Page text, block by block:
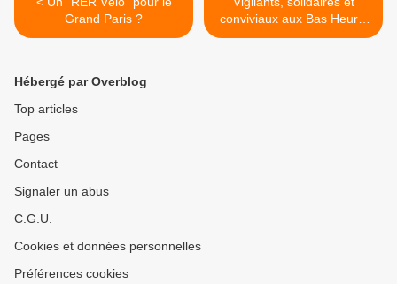
Grand Paris ?
conviviaux aux Bas Heurts
à Noisy le Grand >
Hébergé par Overblog
Top articles
Pages
Contact
Signaler un abus
C.G.U.
Cookies et données personnelles
Préférences cookies